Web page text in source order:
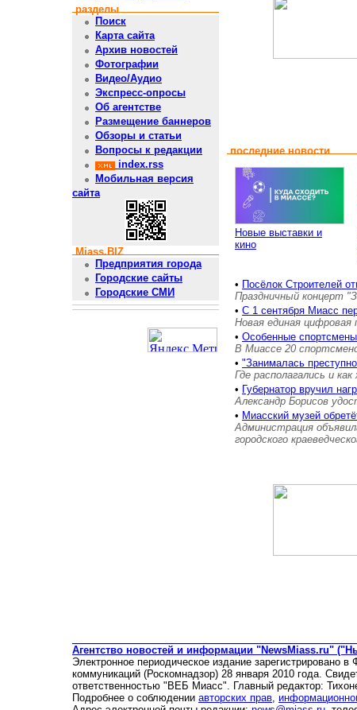
разделы
Поиск
Карта сайта
Архив новостей
Фотографии
Видео/Аудио
Экспресс-опросы
Об агентстве
Размещение баннеров
Обзоры и статьи
Вопросы к редакции
index.rss
Мобильная версия
сайта
Miass.BIZ
Предприятия города
Городские сайты
Городские СМИ
последние новости
Новые выставки и
кино
• Посёлок Строителей
Праздничный концерт
• С 1 сентября Миасс
Новая единая цифровая
• Особенные
В Миассе 20
• "Занималась
Где располагались и
• Губернатор вручил
Александр Борисов
• Миасский музей
Администрация
городского
Агентство новостей и информации "NewsMiass.ru"
Электронное периодическое издание
коммуникаций (Роскомнадзор) 28 января 2010 года.
ответственностью "ВЕБ Миасс". Главный редактор:
Подробнее о соблюдении авторских прав,